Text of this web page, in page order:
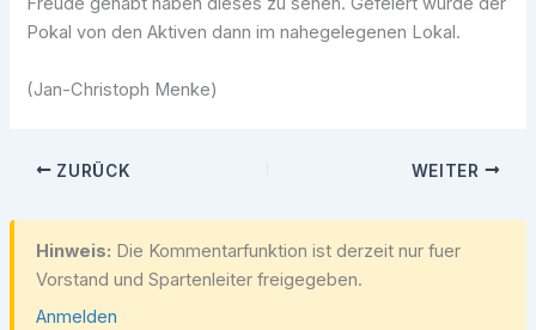
Pokal von den Aktiven dann im nahegelegenen Lokal.
(Jan-Christoph Menke)
ZURÜCK WEITER
Hinweis: Die Kommentarfunktion ist derzeit nur fuer
Vorstand und Spartenleiter freigegeben.
Anmelden